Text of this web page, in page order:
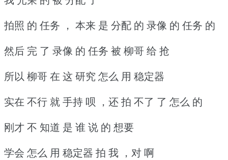
拍照 的 任务 ， 本来 是 分配 的 录像 的 任务 的
然后 完 了 录像 的 任务 被 柳哥 给 抢
所以 柳哥 在 这 研究 怎么 用 稳定器
实在 不行 就 手持 呗 ，还 拍 不了 了 怎么 的
刚才 不 知道 是 谁 说 的 想要
学会 怎么 用 稳定器 拍 我 ，对 啊